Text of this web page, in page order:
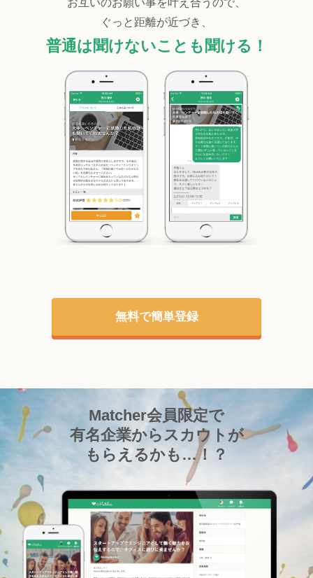
ぐっと距離が近づき、
普通は聞けないことも聞ける！
無料で簡単登録
Matcher会員限定で
有名企業からスカウトが
もらえるかも…！？